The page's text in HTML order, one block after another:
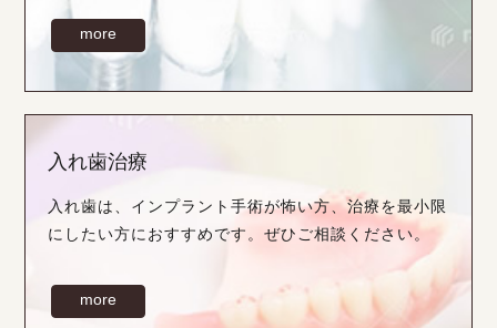
more
入れ歯治療
入れ歯は、インプラント手術が怖い方、治療を最小限
にしたい方におすすめです。ぜひご相談ください。
more